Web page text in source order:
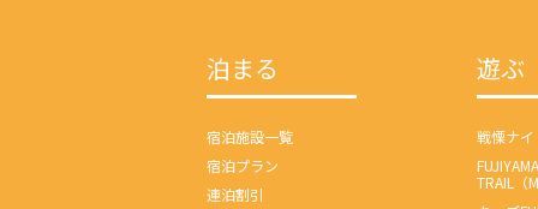
泊まる
宿泊施設一覧
宿泊プラン
連泊割引
遊ぶ
戦慄ナ
FUJIYAMA
TRAIL（